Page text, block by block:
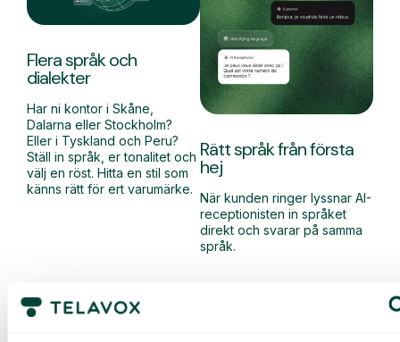
Flera språk och
dialekter
Har ni kontor i Skåne,
Dalarna eller Stockholm?
Eller i Tyskland och Peru?
Ställ in språk, er tonalitet och
välj en röst. Hitta en stil som
känns rätt för ert varumärke.
Rätt språk från första
hej
När kunden ringer lyssnar AI-
receptionisten in språket
direkt och svarar på samma
språk.